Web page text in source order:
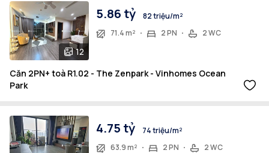
12
5.86 tỷ
82 triệu/m²
71.4 m²
2 PN 2 WC
Căn 2PN+ toà R1.02 - The Zenpark - Vinhomes Ocean
Park
4.75 tỷ
74 triệu/m²
63.9 m²
2 PN 2 WC